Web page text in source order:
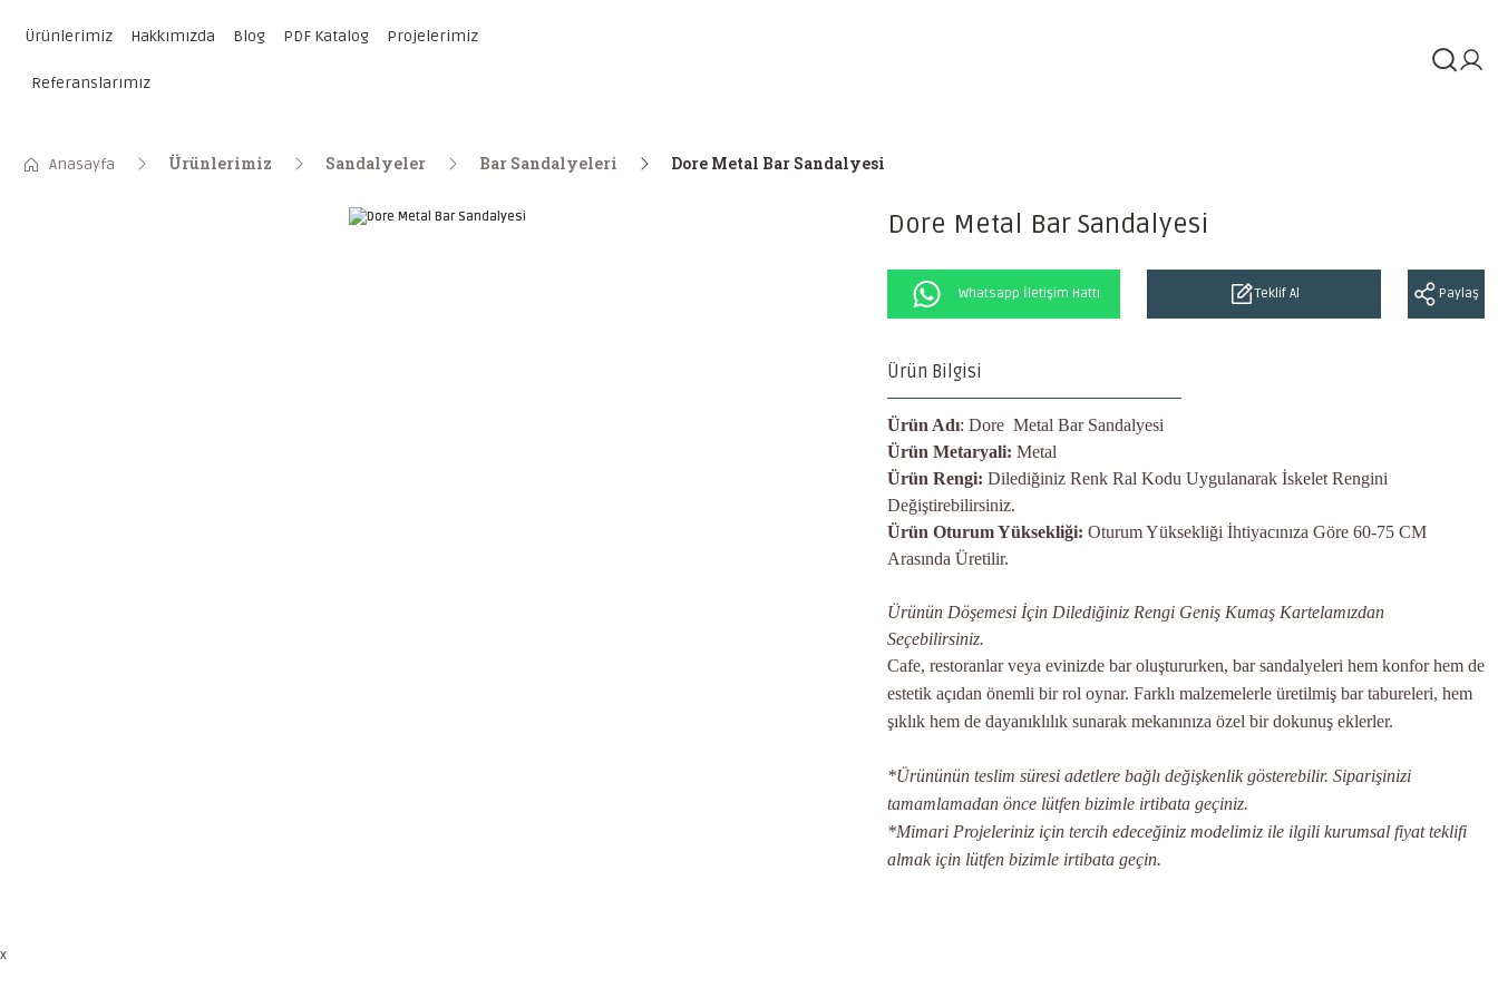
Ürünlerimiz Hakkımızda Blog PDF Katalog Projelerimiz
Referanslarımız
Anasayfa Ürünlerimiz Sandalyeler Bar Sandalyeleri Dore Metal Bar Sandalyesi
Dore Metal Bar Sandalyesi
Whatsapp İletişim Hattı Teklif Al Paylaş
Ürün Bilgisi
Ürün Adı: Dore Metal Bar Sandalyesi
Ürün Metaryali: Metal
Ürün Rengi: Dilediğiniz Renk Ral Kodu Uygulanarak İskelet Rengini
Değiştirebilirsiniz.
Ürün Oturum Yüksekliği: Oturum Yüksekliği İhtiyacınıza Göre 60-75 CM
Arasında Üretilir.
Ürünün Döşemesi İçin Dilediğiniz Rengi Geniş Kumaş Kartelamızdan
Seçebilirsiniz.
Cafe, restoranlar veya evinizde bar oluştururken, bar sandalyeleri hem konfor hem de
estetik açıdan önemli bir rol oynar. Farklı malzemelerle üretilmiş bar tabureleri, hem
şıklık hem de dayanıklılık sunarak mekanınıza özel bir dokunuş eklerler.
*Ürününün teslim süresi adetlere bağlı değişkenlik gösterebilir. Siparişinizi
tamamlamadan önce lütfen bizimle irtibata geçiniz.
*Mimari Projeleriniz için tercih edeceğiniz modelimiz ile ilgili kurumsal fiyat teklifi
almak için lütfen bizimle irtibata geçin.
x